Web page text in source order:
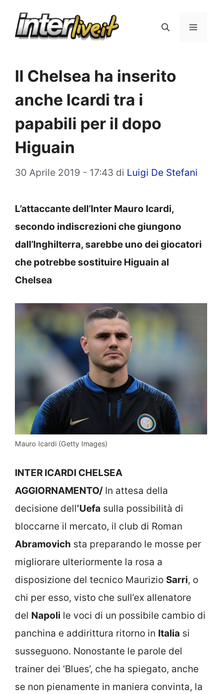
Menu
Il Chelsea ha inserito
anche Icardi tra i
papabili per il dopo
Higuain
30 Aprile 2019 - 17:43 di Luigi De Stefani
L’attaccante dell’Inter Mauro Icardi,
secondo indiscrezioni che giungono
dall’Inghilterra, sarebbe uno dei giocatori
che potrebbe sostituire Higuain al
Chelsea
Mauro Icardi (Getty Images)
INTER ICARDI CHELSEA
AGGIORNAMENTO/ In attesa della
decisione dell‘Uefa sulla possibilità di
bloccarne il mercato, il club di Roman
Abramovich sta preparando le mosse per
migliorare ulteriormente la rosa a
disposizione del tecnico Maurizio Sarri, o
chi per esso, visto che sull’ex allenatore
del Napoli le voci di un possibile cambio di
panchina e addirittura ritorno in Italia si
susseguono. Nonostante le parole del
trainer dei ‘Blues’, che ha spiegato, anche
se non pienamente in maniera convinta, la